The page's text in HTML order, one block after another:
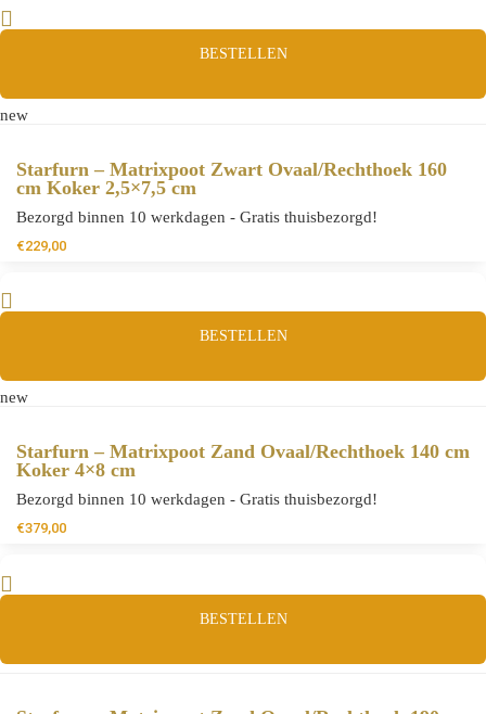
BESTELLEN
new
Starfurn – Matrixpoot Zwart Ovaal/Rechthoek 160
cm Koker 2,5×7,5 cm
Bezorgd binnen 10 werkdagen - Gratis thuisbezorgd!
€229,00
BESTELLEN
new
Starfurn – Matrixpoot Zand Ovaal/Rechthoek 140 cm
Koker 4×8 cm
Bezorgd binnen 10 werkdagen - Gratis thuisbezorgd!
€379,00
BESTELLEN